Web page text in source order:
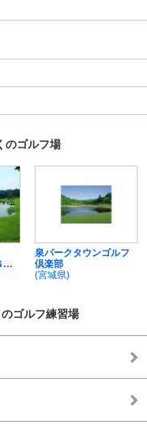
のゴルフ場
泉パークタウンゴルフ
倶楽部
(宮城県)
ゴルフ練習場